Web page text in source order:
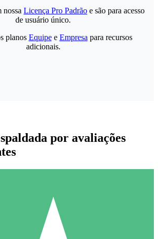
de Créditos Individuais
nossa Licença Pro Padrão e são para acesso
de usuário único.
planos Equipee Empresa para recursos
adicionais.
por avaliações